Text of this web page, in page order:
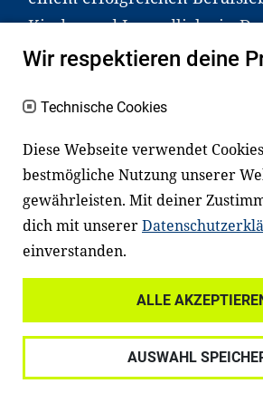
Kinder und Jugendliche in
haben aber große
an Familien sowie an
Lehrer*innen und andere
Fachexpert*innen. Dafür
mit Ministerien,
Einrichtungen, Verbänden,
und anderen Stiftungen
Datenschutz
Haftungsausschluss
Impressum
Wir respektieren deine
Technische Cookies
Diese Webseite verwendet
bestmögliche Nutzung unserer
gewährleisten. Mit deiner
dich mit unserer
einverstanden.
ALLE
AUSWAHL